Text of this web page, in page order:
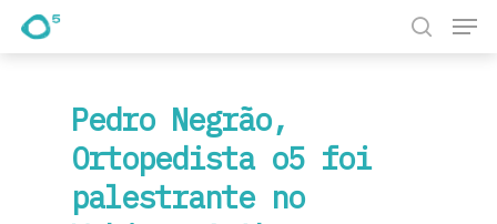
Prima Enter para pesquisar ou ESC para fechar
Pedro Negrão,
Ortopedista o5 foi
palestrante no